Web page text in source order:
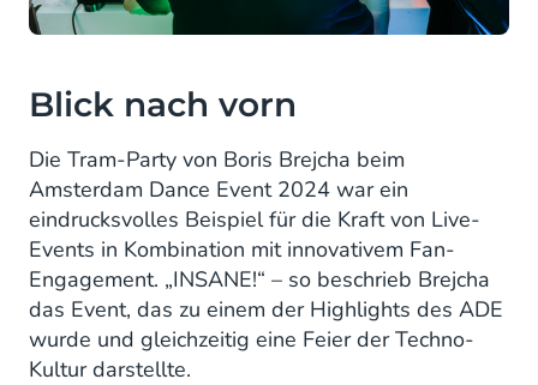
Blick nach vorn
Die Tram-Party von Boris Brejcha beim
Amsterdam Dance Event 2024 war ein
eindrucksvolles Beispiel für die Kraft von Live-
Events in Kombination mit innovativem Fan-
Engagement. „INSANE!“ – so beschrieb Brejcha
das Event, das zu einem der Highlights des ADE
wurde und gleichzeitig eine Feier der Techno-
Kultur darstellte.